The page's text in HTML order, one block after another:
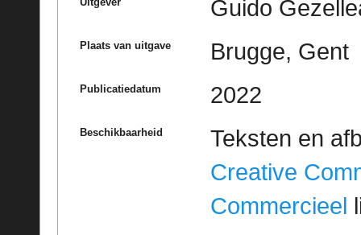
Guido
Plaats van uitgave Brugge, Gent
Publicatiedatum 2022
Beschikbaarheid
Teksten en
Creative
Commercieel